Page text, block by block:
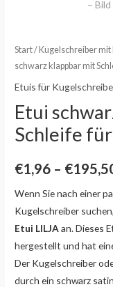
Start/Kugelschreiber mit
schwarz klappbar mit
Etuis für
Etui
Schleife
€1,96 – €
Wenn Sie nach einer
Kugelschreiber
Etui LILJAan. Dieses
hergestellt und hat
Der Kugelschreiber
durch ein schwarz
Menge